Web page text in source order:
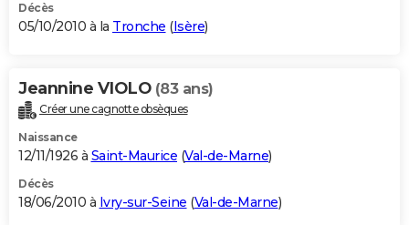
Décès
05/10/2010 à la Tronche (Isère)
Jeannine VIOLO (83 ans)
Créer une cagnotte obsèques
Naissance
12/11/1926 à Saint-Maurice (Val-de-Marne)
Décès
18/06/2010 à Ivry-sur-Seine (Val-de-Marne)